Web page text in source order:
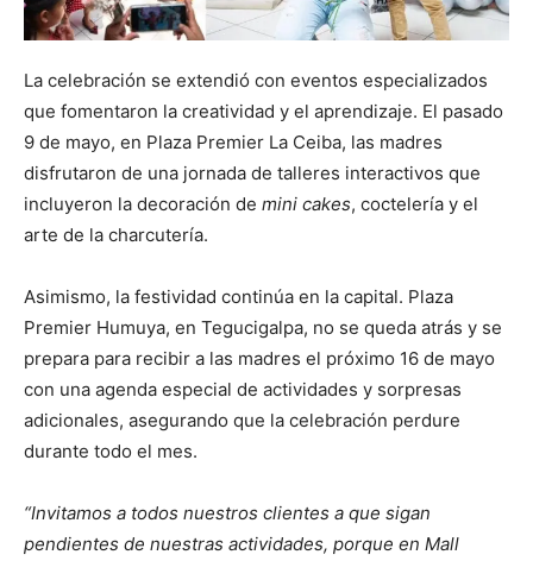
La celebración se extendió con eventos especializados
que fomentaron la creatividad y el aprendizaje. El pasado
9 de mayo, en Plaza Premier La Ceiba, las madres
disfrutaron de una jornada de talleres interactivos que
incluyeron la decoración de mini cakes, coctelería y el
arte de la charcutería.
Asimismo, la festividad continúa en la capital. Plaza
Premier Humuya, en Tegucigalpa, no se queda atrás y se
prepara para recibir a las madres el próximo 16 de mayo
con una agenda especial de actividades y sorpresas
adicionales, asegurando que la celebración perdure
durante todo el mes.
“Invitamos a todos nuestros clientes a que sigan
pendientes de nuestras actividades, porque en Mall